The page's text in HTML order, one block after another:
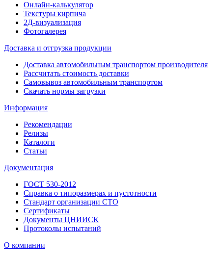
Онлайн-калькулятор
Текстуры кирпича
2Д-визуализация
Фотогалерея
Доставка и отгрузка продукции
Доставка автомобильным транспортом производителя
Рассчитать стоимость доставки
Самовывоз автомобильным транспортом
Скачать нормы загрузки
Информация
Рекомендации
Релизы
Каталоги
Статьи
Документация
ГОСТ 530-2012
Справка о типоразмерах и пустотности
Стандарт организации СТО
Сертификаты
Документы ЦНИИСК
Протоколы испытаний
О компании